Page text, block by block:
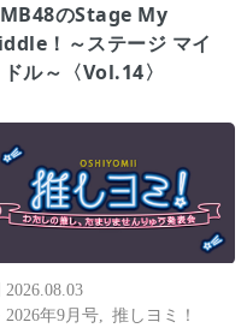
のStage My
！～ステージ マイ
ドル～〈Vol.14〉
2026.08.03
2026年9月号
推しヨミ！